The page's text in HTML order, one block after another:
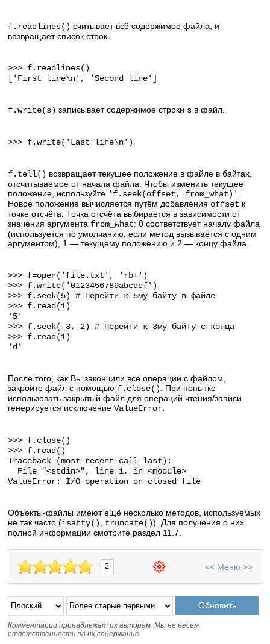
f.readlines() считывает всё содержимое файла, и
возвращает список строк.
>>> f.readlines()
['First line\n', 'Second line']
f.write(s) записывает содержимое строки s в файл.
>>> f.write('Last line\n')
f.tell() возвращает текущее положение в файле в байтах,
отсчитываемое от начала файла. Чтобы изменить текущее
положение, используйте 'f.seek(offset, from_what)'
Новое положение вычисляется путём добавления offset к
точке отсчёта. Точка отсчёта выбирается в зависимости от
значения аргумента from_what: 0 соответствует началу файла
(используется по умолчанию, если метод вызывается с одним
аргументом), 1 — текущему положению и 2 — концу файла.
>>> f=open('file.txt', 'rb+')
>>> f.write('0123456789abcdef')
>>> f.seek(5) # Перейти к 5му байту в файле
>>> f.read(1)
'5'
>>> f.seek(-3, 2) # Перейти к 3му байту с конца
>>> f.read(1)
'd'
После того, как Вы закончили все операции с файлом,
закройте файл с помощью f.close()
. При попытке
использовать закрытый файл для операций чтения/записи
генерируется исключениеValueError:
>>> f.close()
>>> f.read()
Traceback (most recent call last):
File "<stdin>", line 1, in <module>
ValueError: I/O operation on closed file
Объекты-файлы имеют ещё несколько методов, используемых
не так часто (isatty() truncate()). Для получения о них
полной информации смотрите раздел 11.7.
2 << Меню >>
Комментарии принадлежат их авторам. Мы не несем
ответственности за их содержание.